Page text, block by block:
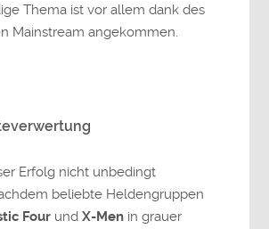
Thema ist vor allem dank des
Mainstream angekommen.
Erfolg nicht unbedingt
beliebte Heldengruppen
Four undX-Men in grauer